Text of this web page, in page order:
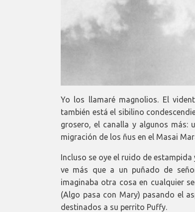
Yo los llamaré magnolios. El
también está el sibilino
grosero, el canalla y algunos más:
migración de los ñus en el Masai
Incluso se oye el ruido de
ve más que a un puñado de
imaginaba otra cosa en cualquier
(Algo pasa con Mary) pasando el
destinados a su perrito Puffy.